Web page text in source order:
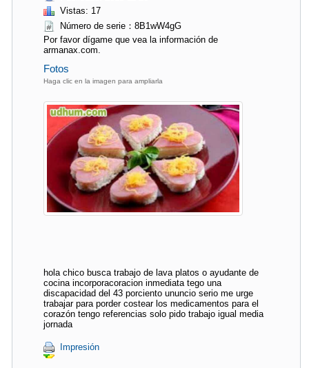
Vistas: 17
Número de serie：8B1wW4gG
Por favor dígame que vea la información de
armanax.com.
Fotos
Haga clic en la imagen para ampliarla
hola chico busca trabajo de lava platos o ayudante de
cocina incorporacoracion inmediata tego una
discapacidad del 43 porciento ununcio serio me urge
trabajar para porder costear los medicamentos para el
corazón tengo referencias solo pido trabajo igual media
jornada
Impresión